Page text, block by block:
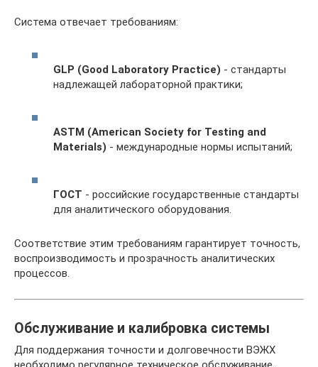
Система отвечает требованиям:
GLP (Good Laboratory Practice) - стандарты
надлежащей лабораторной практики;
ASTM (American Society for Testing and
Materials) - международные нормы испытаний;
ГОСТ - российские государственные стандарты
для аналитического оборудования.
Соответствие этим требованиям гарантирует точность,
воспроизводимость и прозрачность аналитических
процессов.
Обслуживание и калибровка системы
Для поддержания точности и долговечности ВЭЖХ